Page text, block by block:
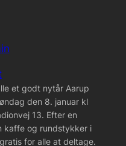
et godt nytår Aarup
den 8. januar kl
13. Efter en
kaffe og rundstykker i
for alle at deltage.